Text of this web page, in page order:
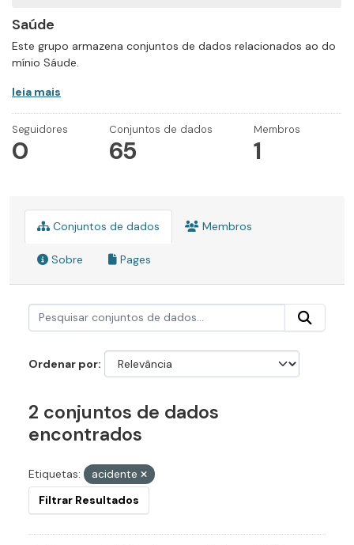
Saúde
Este grupo armazena conjuntos de dados relacionados ao do
mínio Sáude.
leia mais
Seguidores
0
Conjuntos de dados
65
Membros
1
Conjuntos de dados Membros
Sobre Pages
Ordenar por
2 conjuntos de dados
encontrados
Etiquetas:
acidente
Filtrar Resultados